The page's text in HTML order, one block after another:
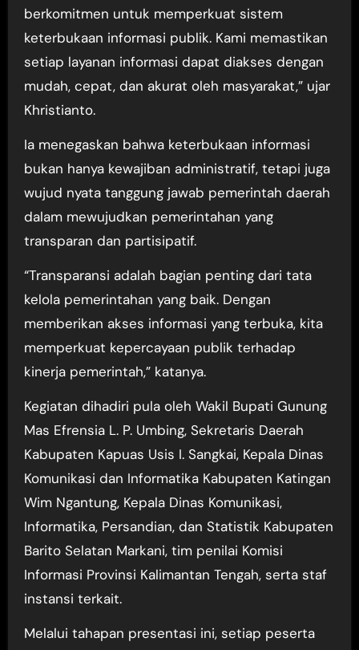
berkomitmen untuk memperkuat sistem
keterbukaan informasi publik. Kami memastikan
setiap layanan informasi dapat diakses dengan
mudah, cepat, dan akurat oleh masyarakat,” ujar
Khristianto.
Ia menegaskan bahwa keterbukaan informasi
bukan hanya kewajiban administratif, tetapi juga
wujud nyata tanggung jawab pemerintah daerah
dalam mewujudkan pemerintahan yang
transparan dan partisipatif.
“Transparansi adalah bagian penting dari tata
kelola pemerintahan yang baik. Dengan
memberikan akses informasi yang terbuka, kita
memperkuat kepercayaan publik terhadap
kinerja pemerintah,” katanya.
Kegiatan dihadiri pula oleh Wakil Bupati Gunung
Mas Efrensia L. P. Umbing, Sekretaris Daerah
Kabupaten Kapuas Usis I. Sangkai, Kepala Dinas
Komunikasi dan Informatika Kabupaten Katingan
Wim Ngantung, Kepala Dinas Komunikasi,
Informatika, Persandian, dan Statistik Kabupaten
Barito Selatan Markani, tim penilai Komisi
Informasi Provinsi Kalimantan Tengah, serta staf
instansi terkait.
Melalui tahapan presentasi ini, setiap peserta